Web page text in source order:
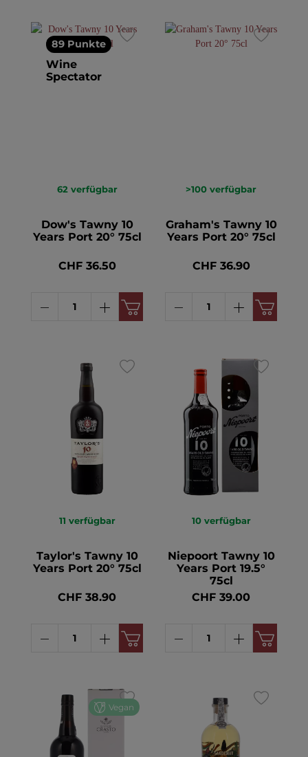
89 Punkte
Wine
Spectator
62 verfügbar
Dow's Tawny 10
Years Port 20° 75cl
CHF 36.50
>100 verfügbar
Graham's Tawny 10
Years Port 20° 75cl
CHF 36.90
11 verfügbar
Taylor's Tawny 10
Years Port 20° 75cl
CHF 38.90
10 verfügbar
Niepoort Tawny 10
Years Port 19.5°
75cl
CHF 39.00
Vegan